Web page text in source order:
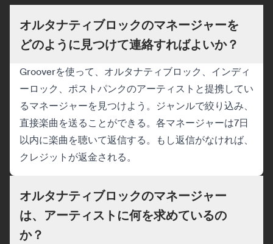
オルタナティブロックのマネージャーを
どのように見つけて連絡すればよいか？
Grooverを使って、オルタナティブロック、インディ
ーロック、ポストパンクのアーティストと提携してい
るマネージャーを見つけよう。ジャンルで絞り込み、
直接楽曲を送ることができる。各マネージャーは7日
以内に楽曲を聴いて返信する。もし返信がなければ、
クレジットが返金される。
オルタナティブロックのマネージャー
は、アーティストに何を求めているの
か？